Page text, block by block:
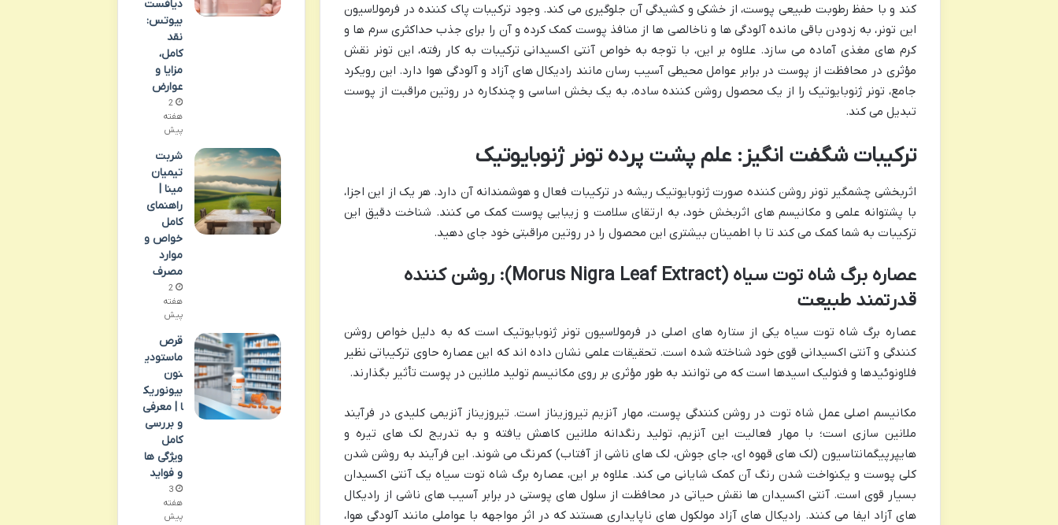
کند و با حفظ رطوبت طبیعی پوست، از خشکی و کشیدگی آن جلوگیری می کند. وجود ترکیبات پاک کننده در فرمولاسیون
این تونر، به زدودن باقی مانده آلودگی ها و ناخالصی ها از منافذ پوست کمک کرده و آن را برای جذب حداکثری سرم ها و
کرم های مغذی آماده می سازد. علاوه بر این، با توجه به خواص آنتی اکسیدانی ترکیبات به کار رفته، این تونر نقش
مؤثری در محافظت از پوست در برابر عوامل محیطی آسیب رسان مانند رادیکال های آزاد و آلودگی هوا دارد. این رویکرد
جامع، تونر ژنوبایوتیک را از یک محصول روشن کننده ساده، به یک بخش اساسی و چندکاره در روتین مراقبت از پوست
تبدیل می کند.
ترکیبات شگفت انگیز: علم پشت پرده تونر ژنوبایوتیک
اثربخشی چشمگیر تونر روشن کننده صورت ژنوبایوتیک ریشه در ترکیبات فعال و هوشمندانه آن دارد. هر یک از این اجزا،
با پشتوانه علمی و مکانیسم های اثربخش خود، به ارتقای سلامت و زیبایی پوست کمک می کنند. شناخت دقیق این
ترکیبات به شما کمک می کند تا با اطمینان بیشتری این محصول را در روتین مراقبتی خود جای دهید.
عصاره برگ شاه توت سیاه (Morus Nigra Leaf Extract): روشن کننده
قدرتمند طبیعت
عصاره برگ شاه توت سیاه یکی از ستاره های اصلی در فرمولاسیون تونر ژنوبایوتیک است که به دلیل خواص روشن
کنندگی و آنتی اکسیدانی قوی خود شناخته شده است. تحقیقات علمی نشان داده اند که این عصاره حاوی ترکیباتی نظیر
فلاونوئیدها و فنولیک اسیدها است که می توانند به طور مؤثری بر روی مکانیسم تولید ملانین در پوست تأثیر بگذارند.
مکانیسم اصلی عمل شاه توت در روشن کنندگی پوست، مهار آنزیم تیروزیناز است. تیروزیناز آنزیمی کلیدی در فرآیند
ملانین سازی است؛ با مهار فعالیت این آنزیم، تولید رنگدانه ملانین کاهش یافته و به تدریج لک های تیره و
هایپرپیگمانتاسیون (لک های قهوه ای، جای جوش، لک های ناشی از آفتاب) کمرنگ می شوند. این فرآیند به روشن شدن
کلی پوست و یکنواخت شدن رنگ آن کمک شایانی می کند. علاوه بر این، عصاره برگ شاه توت سیاه یک آنتی اکسیدان
بسیار قوی است. آنتی اکسیدان ها نقش حیاتی در محافظت از سلول های پوستی در برابر آسیب های ناشی از رادیکال
های آزاد ایفا می کنند. رادیکال های آزاد مولکول های ناپایداری هستند که در اثر مواجهه با عواملی مانند آلودگی هوا،
دیافست
بیوتس:
نقد
کامل،
مزایا و
عوارض
2
هفته
پیش
شربت
تیمیان
مینا |
راهنمای
کامل
خواص و
موارد
مصرف
2
هفته
پیش
قرص
ماستودی
نون
بیونوریک
ا | معرفی
و بررسی
کامل
ویژگی ها
و فواید
3
هفته
پیش